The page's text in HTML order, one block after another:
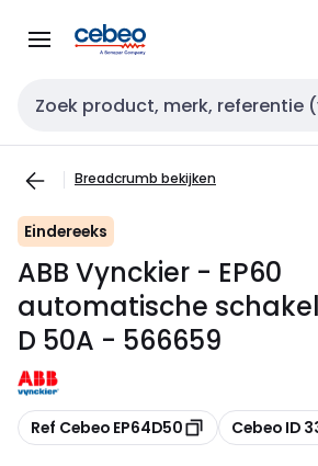
naar
naar
Zoekveld invoer
Breadcrumb bekijken
Eindereeks
ABB Vynckier - EP60
automatische
D 50A - 566659
Kopiëren
Ref Cebeo EP64D50 Kopiëren
Cebeo ID